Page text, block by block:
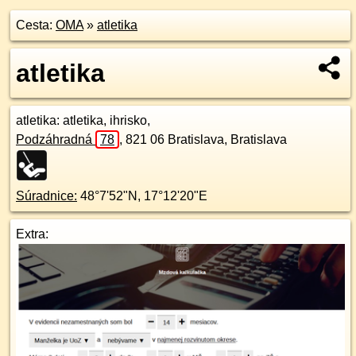
Cesta: OMA» atletika
atletika
atletika: atletika, ihrisko,
Podzáhradná
78 , 821 06 Bratislava, Bratislava
Súradnice: 48°7'52"N , 17°12'20"E
Extra: